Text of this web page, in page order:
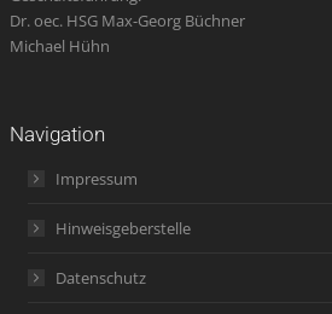
Dr. oec. HSG Max-Georg Büchner
Michael Hühn
Navigation
Impressum
Hinweisgeberstelle
Datenschutz